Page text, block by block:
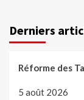
Derniers
Réforme des
5 août 2026